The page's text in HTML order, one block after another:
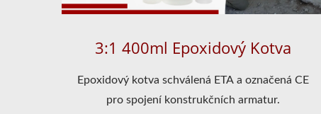
3:1 400ml Epoxidový Kotva
Epoxidový kotva schválená ETA a označená CE
pro spojení konstrukčních armatur.